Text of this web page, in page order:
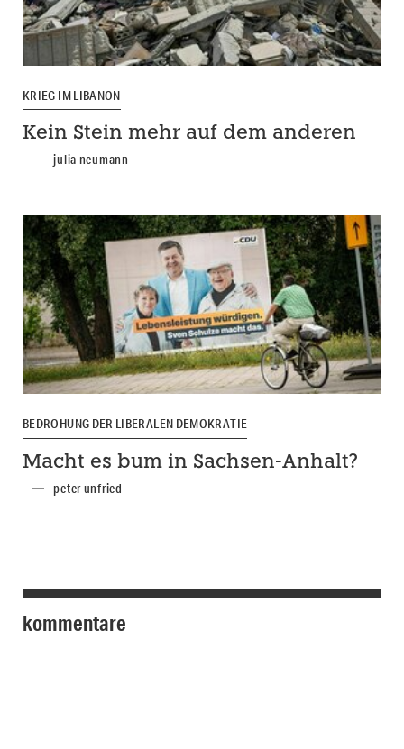
KRIEG IM LIBANON
Kein Stein mehr auf dem anderen
julia neumann
BEDROHUNG DER LIBERALEN DEMOKRATIE
Macht es bum in Sachsen-Anhalt?
peter unfried
kommentare